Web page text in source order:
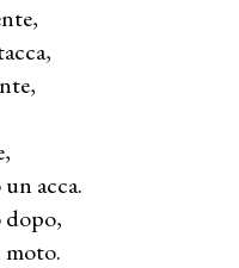
acca.
dopo,
moto.